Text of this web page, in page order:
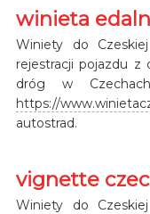
winieta
Winiety do
rejestracji pojazdu z
dróg w
https://
autostrad.
vignette
Winiety do